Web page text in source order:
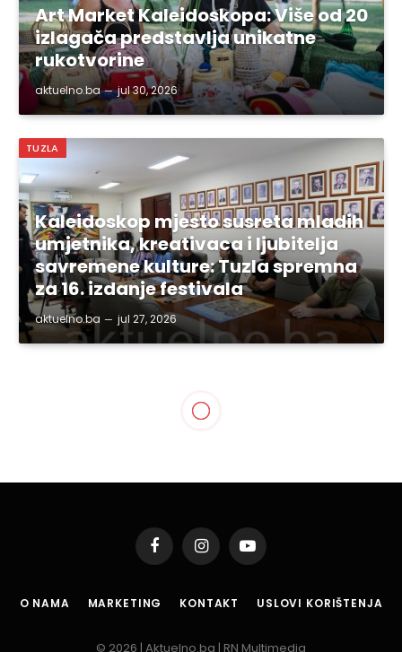
Art Market Kaleidoskopa: Više od 20
izlagača predstavlja unikatne
rukotvorine
aktuelno.ba jul 30, 2026
TUZLA
Kaleidoskop mjesto susreta mladih
umjetnika, kreativaca i ljubitelja
savremene kulture: Tuzla spremna
za 16. izdanje festivala
aktuelno.ba jul 27, 2026
FacebookInstagramYouTube
O NAMA MARKETING KONTAKT USLOVI KORIŠTENJA
© 2026 | Aktuelno.ba | RN Multimedia